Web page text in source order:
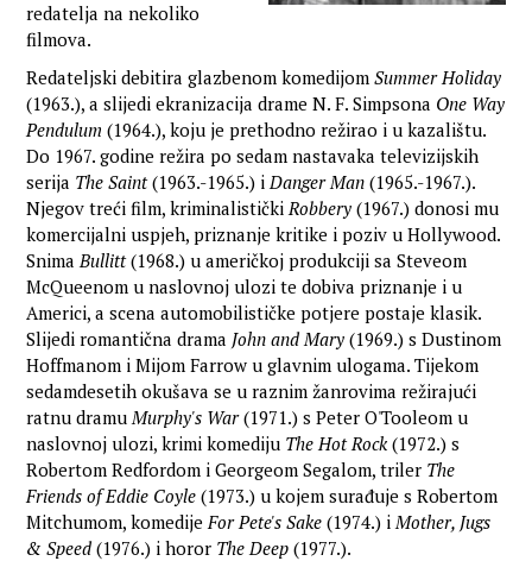
redatelja na nekoliko
filmova.
Redateljski debitira glazbenom komedijomSummer Holiday
(1963.), a slijedi ekranizacija drame N. F. Simpsona One Way
Pendulum (1964.), koju je prethodno režirao i u kazalištu.
Do 1967. godine režira po sedam nastavaka televizijskih
serija The Saint(1963.-1965.) iDanger Man (1965.-1967.).
Njegov treći film, kriminalističkiRobbery (1967.) donosi mu
komercijalni uspjeh, priznanje kritike i poziv u Hollywood.
SnimaBullitt(1968.) u američkoj produkciji sa Steveom
McQueenom u naslovnoj ulozi te dobiva priznanje i u
Americi, a scena automobilističke potjere postaje klasik.
Slijedi romantična drama John and Mary (1969.) s Dustinom
Hoffmanom i Mijom Farrow u glavnim ulogama. Tijekom
sedamdesetih okušava se u raznim žanrovima režirajući
ratnu dramuMurphy's War(1971.) s Peter O'Tooleom u
naslovnoj ulozi, krimi komediju The Hot Rock (1972.) s
Robertom Redfordom i Georgeom Segalom, triler The
Friends of Eddie Coyle (1973.) u kojem surađuje s Robertom
Mitchumom, komedijeFor Pete's Sake(1974.) iMother, Jugs
& Speed (1976.) i horor The Deep (1977.).